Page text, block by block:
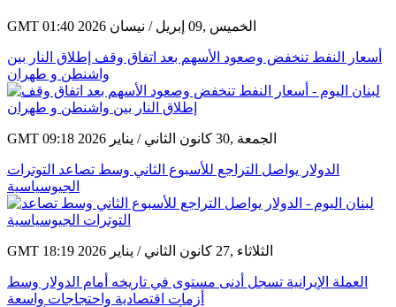
GMT 01:40 2026 الخميس ,09 إبريل / نيسان
أسعار النفط تنخفض وصعود الأسهم بعد اتفاق وقف إطلاق النار بين
واشنطن و طهران
GMT 09:18 2026 الجمعة ,30 كانون الثاني / يناير
الدولار يواصل التراجع للأسبوع الثاني وسط تصاعد التوترات
الجيوسياسية
GMT 18:19 2026 الثلاثاء ,27 كانون الثاني / يناير
العملة الإيرانية تسجل أدنى مستوى في تاريخه أمام الدولار وسط
أزمات اقتصادية واحتجاجات واسعة